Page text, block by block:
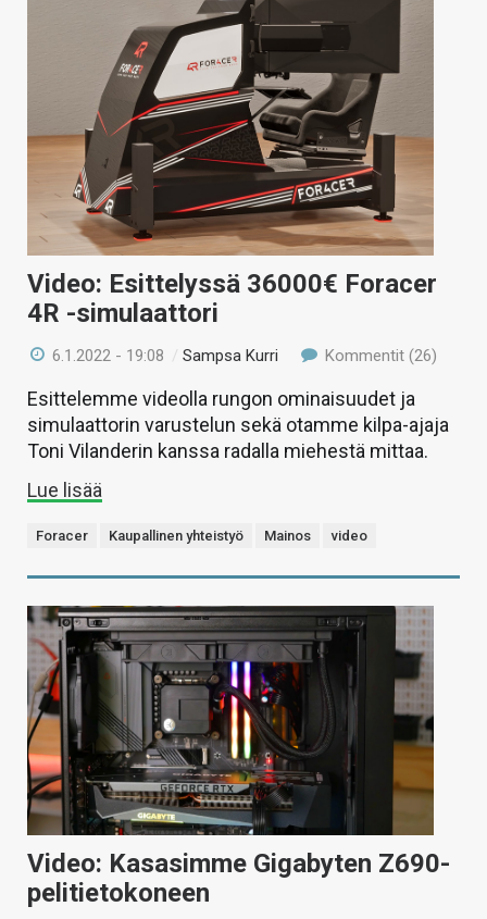
Video: Esittelyssä 36000€ Foracer
4R -simulaattori
6.1.2022 - 19:08 /Sampsa Kurri Kommentit (26)
Esittelemme videolla rungon ominaisuudet ja
simulaattorin varustelun sekä otamme kilpa-ajaja
Toni Vilanderin kanssa radalla miehestä mittaa.
Lue lisää
Foracer Kaupallinen yhteistyö Mainos video
Video: Kasasimme Gigabyten Z690-
pelitietokoneen